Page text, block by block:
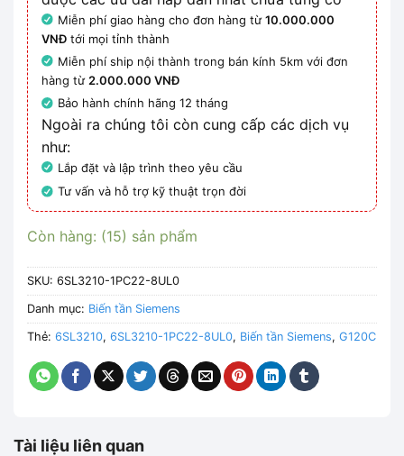
Miễn phí giao hàng cho đơn hàng từ10.000.000
VNĐ tới mọi tỉnh thành
Miễn phí ship nội thành trong bán kính 5km với đơn
hàng từ2.000.000 VNĐ
Bảo hành chính hãng 12 tháng
Ngoài ra chúng tôi còn cung cấp các dịch vụ
như:
Lắp đặt và lập trình theo yêu cầu
Tư vấn và hỗ trợ kỹ thuật trọn đời
Còn hàng: (15) sản phẩm
SKU: 6SL3210-1PC22-8UL0
Danh mục: Biến tần Siemens
Thẻ: 6SL3210, 6SL3210-1PC22-8UL0, Biến tần Siemens, G120C
Tài liệu liên quan